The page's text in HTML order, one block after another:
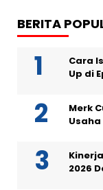
BERITA
Cara
Up di
Merk
Usaha
2026